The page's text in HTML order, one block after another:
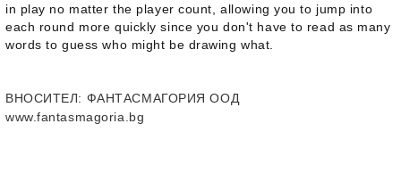
in play no matter the player count, allowing you to jump into
each round more quickly since you don't have to read as many
words to guess who might be drawing what.
ВНОСИТЕЛ: ФАНТАСМАГОРИЯ ООД
www.fantasmagoria.bg